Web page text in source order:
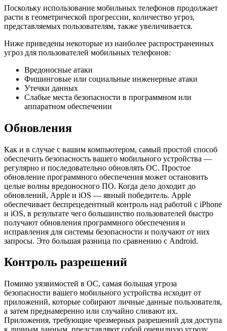
Поскольку использование мобильных телефонов продолжает
расти в геометрической прогрессии, количество угроз,
представляемых пользователям, также увеличивается.
Ниже приведены некоторые из наиболее распространенных
угроз для пользователей мобильных телефонов:
Вредоносные атаки
Фишинговые или социальные инженерные атаки
Утечки данных
Слабые места безопасности в программном или
аппаратном обеспечении
Обновления
Как и в случае с вашим компьютером, самый простой способ
обеспечить безопасность вашего мобильного устройства —
регулярно и последовательно обновлять ОС. Простое
обновление программного обеспечения может остановить
целые волны вредоносного ПО. Когда дело доходит до
обновлений, Apple и iOS — явный победитель. Apple
обеспечивает беспрецедентный контроль над работой с iPhone
и iOS, в результате чего большинство пользователей быстро
получают обновления программного обеспечения и
исправления для системы безопасности и получают от них
запросы. Это большая разница по сравнению с Android.
Контроль разрешений
Помимо уязвимостей в ОС, самая большая угроза
безопасности вашего мобильного устройства исходит от
приложений, которые собирают личные данные пользователя,
а затем преднамеренно или случайно сливают их.
Приложения, требующие чрезмерных разрешений для доступа